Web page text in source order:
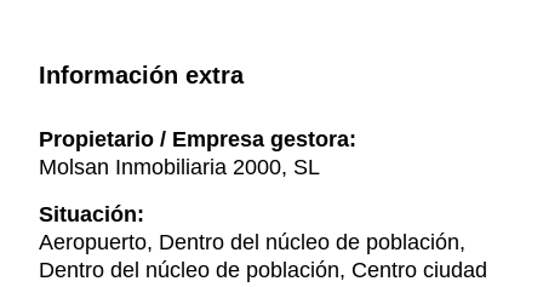
Información extra
Propietario / Empresa gestora:
Molsan Inmobiliaria 2000, SL
Situación:
Aeropuerto, Dentro del núcleo de población,
Dentro del núcleo de población, Centro ciudad